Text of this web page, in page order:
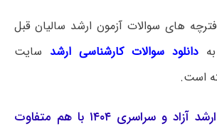
های سوالات آزمون ارشد سالیان قبل
بهدانلود سوالات کارشناسی ارشد سایت
است.
آیا سوالات کنکور ارشد آزاد و سراسری ۱۴۰۴ با هم متفاوت